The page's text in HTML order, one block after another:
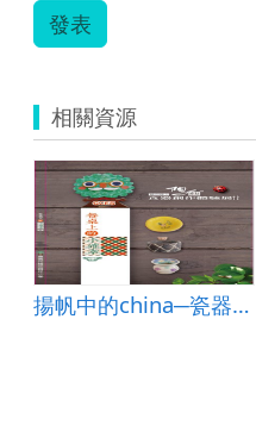
發表
相關資源
揚帆中的china─瓷器貿易之東西文化交流